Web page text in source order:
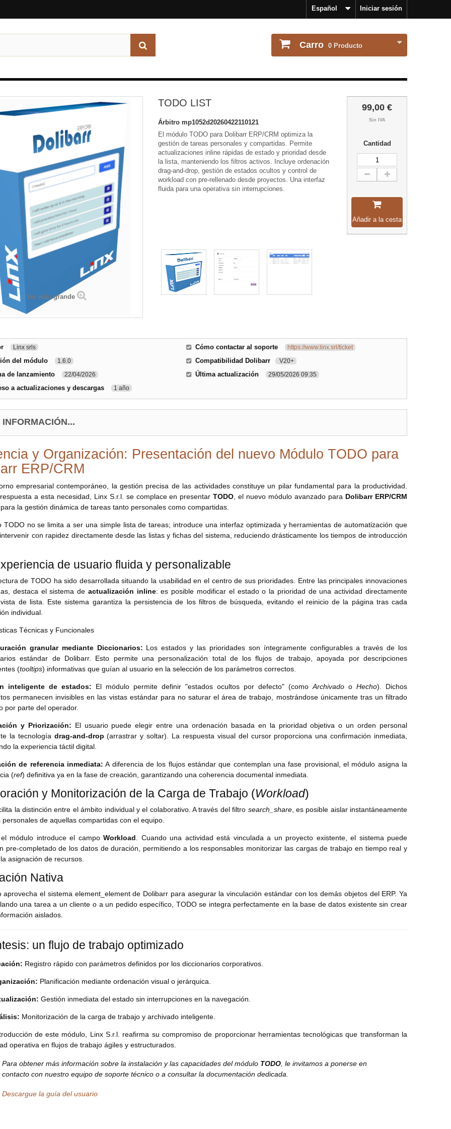
Iniciar sesión
Español
Carro 0 Producto
Ver más grande
TODO LIST
Árbitro mp1052d20260422110121
El módulo TODO para Dolibarr ERP/CRM optimiza la
gestión de tareas personales y compartidas. Permite
actualizaciones inline rápidas de estado y prioridad desde
la lista, manteniendo los filtros activos. Incluye ordenación
drag-and-drop, gestión de estados ocultos y control de
workload con pre-rellenado desde proyectos. Una interfaz
fluida para una operativa sin interrupciones.
99,00 €
Sin IVA
Cantidad
Añadir a la cesta
Linx srls
del módulo 1.6.0
de lanzamiento 22/04/2026
a actualizaciones y descargas 1 año
Cómo contactar al soporte https://www.linx.srl/ticket
Compatibilidad Dolibarr V20+
Última actualización 29/05/2026 09:35
INFORMACIÓN...
y Organización: Presentación del nuevo Módulo TODO para
ERP/CRM
empresarial contemporáneo, la gestión precisa de las actividades constituye un pilar fundamental para la productividad.
a esta necesidad, Linx S.r.l. se complace en presentarTODO , el nuevo módulo avanzado para Dolibarr ERP/CRM
la gestión dinámica de tareas tanto personales como compartidas.
TODO no se limita a ser una simple lista de tareas; introduce una interfaz optimizada y herramientas de automatización que
con rapidez directamente desde las listas y fichas del sistema, reduciendo drásticamente los tiempos de introducción
de usuario fluida y personalizable
de TODO ha sido desarrollada situando la usabilidad en el centro de sus prioridades. Entre las principales innovaciones
destaca el sistema de actualización inline: es posible modificar el estado o la prioridad de una actividad directamente
de lista. Este sistema garantiza la persistencia de los filtros de búsqueda, evitando el reinicio de la página tras cada
individual.
Técnicas y Funcionales
granular mediante Diccionarios: Los estados y las prioridades son íntegramente configurables a través de los
estándar de Dolibarr. Esto permite una personalización total de los flujos de trabajo, apoyada por descripciones
(tooltips) informativas que guían al usuario en la selección de los parámetros correctos.
inteligente de estados: El módulo permite definir "estados ocultos por defecto" (como Archivado o Hecho). Dichos
permanecen invisibles en las vistas estándar para no saturar el área de trabajo, mostrándose únicamente tras un filtrado
por parte del operador.
y Priorización: El usuario puede elegir entre una ordenación basada en la prioridad objetiva o un orden personal
la tecnología drag-and-drop (arrastrar y soltar). La respuesta visual del cursor proporciona una confirmación inmediata,
la experiencia táctil digital.
de referencia inmediata: A diferencia de los flujos estándar que contemplan una fase provisional, el módulo asigna la
(ref) definitiva ya en la fase de creación, garantizando una coherencia documental inmediata.
y Monitorización de la Carga de Trabajo (Workload)
la distinción entre el ámbito individual y el colaborativo. A través del filtro search_share, es posible aislar instantáneamente
personales de aquellas compartidas con el equipo.
módulo introduce el campo Workload . Cuando una actividad está vinculada a un proyecto existente, el sistema puede
pre-completado de los datos de duración, permitiendo a los responsables monitorizar las cargas de trabajo en tiempo real y
asignación de recursos.
Nativa
aprovecha el sistema element_element de Dolibarr para asegurar la vinculación estándar con los demás objetos del ERP. Ya
una tarea a un cliente o a un pedido específico, TODO se integra perfectamente en la base de datos existente sin crear
aislados.
un flujo de trabajo optimizado
Registro rápido con parámetros definidos por los diccionarios corporativos.
Planificación mediante ordenación visual o jerárquica.
Gestión inmediata del estado sin interrupciones en la navegación.
Monitorización de la carga de trabajo y archivado inteligente.
de este módulo, Linx S.r.l. reafirma su compromiso de proporcionar herramientas tecnológicas que transforman la
operativa en flujos de trabajo ágiles y estructurados.
Para obtener más información sobre la instalación y las capacidades del módulo TODO , le invitamos a ponerse en
contacto con nuestro equipo de soporte técnico o a consultar la documentación dedicada.
Descargue la guía del usuario